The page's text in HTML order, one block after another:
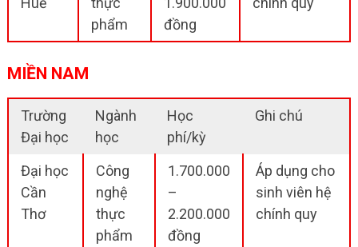
phẩm
đồng
MIỀN NAM
Trường
Đại học
Ngành
học
Học
phí/kỳ
Ghi chú
Đại học
Cần
Thơ
Công
nghệ
thực
phẩm
1.700.000
–
2.200.000
đồng
Áp dụng cho
sinh viên hệ
chính quy